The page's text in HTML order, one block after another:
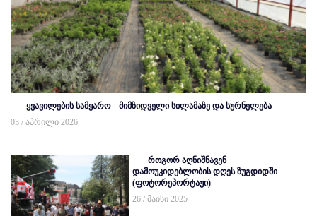
ყვავილების სამყარო – მიმზიდველი სილამაზე და სურნელება
03 / აპრილი 2026
როგორ აღნიშნავენ
დამოუკიდებლობის დღეს ზუგდიდში
(ფოტორეპორტაჟი)
26 / მაისი 2025